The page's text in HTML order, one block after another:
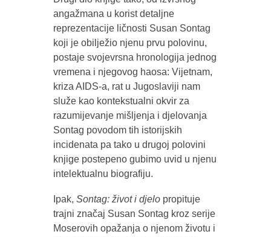
angažmana u korist detaljne
reprezentacije ličnosti Susan Sontag
koji je obilježio njenu prvu polovinu,
postaje svojevrsna hronologija jednog
vremena i njegovog haosa: Vijetnam,
kriza AIDS-a, rat u Jugoslaviji nam
služe kao kontekstualni okvir za
razumijevanje mišljenja i djelovanja
Sontag povodom tih istorijskih
incidenata pa tako u drugoj polovini
knjige postepeno gubimo uvid u njenu
intelektualnu biografiju.
Ipak, Sontag: život i djelopropituje
trajni značaj Susan Sontag kroz serije
Moserovih opažanja o njenom životu i